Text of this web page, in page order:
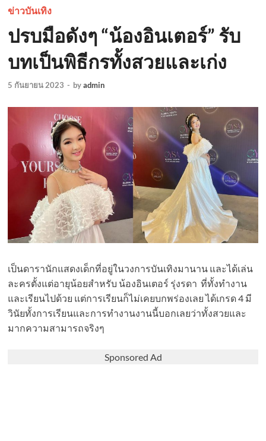
ข่าวบันเทิง
ปรบมือดังๆ “น้องอินเตอร์” รับ
บทเป็นพิธีกรทั้งสวยและเก่ง
5 กันยายน 2023 - byadmin
เป็นดารานักแสดงเด็กที่อยู่ในวงการบันเทิงมานาน และได้เล่น
ละครตั้งแต่อายุน้อยสำหรับ น้องอินเตอร์ รุ่งรดา ที่ทั้งทำงาน
และเรียนไปด้วย แต่การเรียนก็ไม่เคยบกพร่องเลย ได้เกรด 4 มี
วินัยทั้งการเรียนและการทำงานงานนี้บอกเลยว่าทั้งสวยและ
มากความสามารถจริงๆ
Sponsored Ad